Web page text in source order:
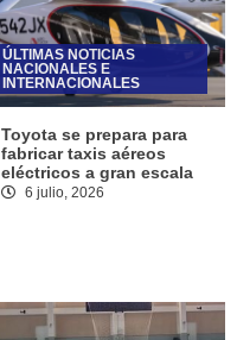
ÚLTIMAS NOTICIAS
NACIONALES E
INTERNACIONALES
Toyota se prepara para
fabricar taxis aéreos
eléctricos a gran escala
6 julio, 2026